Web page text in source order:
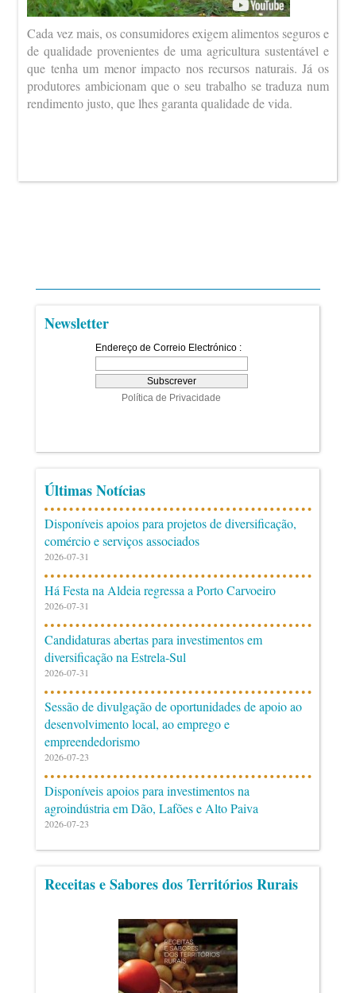
Cada vez mais, os consumidores exigem alimentos seguros e
de qualidade provenientes de uma agricultura sustentável e
que tenha um menor impacto nos recursos naturais. Já os
produtores ambicionam que o seu trabalho se traduza num
rendimento justo, que lhes garanta qualidade de vida.
Newsletter
Últimas Notícias
Disponíveis apoios para projetos de diversificação,
comércio e serviços associados
2026-07-31
Há Festa na Aldeia regressa a Porto Carvoeiro
2026-07-31
Candidaturas abertas para investimentos em
diversificação na Estrela-Sul
2026-07-31
Sessão de divulgação de oportunidades de apoio ao
desenvolvimento local, ao emprego e
empreendedorismo
2026-07-23
Disponíveis apoios para investimentos na
agroindústria em Dão, Lafões e Alto Paiva
2026-07-23
Receitas e Sabores dos Territórios Rurais